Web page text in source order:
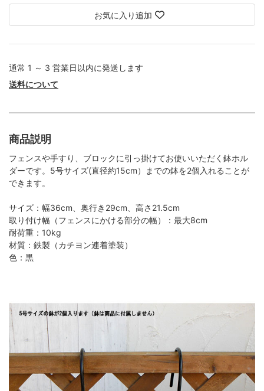
お気に入り追加
通常 1 ～ 3 営業日以内に発送します
送料について
商品説明
フェンスや手すり、ブロックに引っ掛けてお使いいただく鉢ホル
ダーです。5号サイズ(直径約15cm）までの鉢を2個入れることが
できます。
サイズ：幅36cm、奥行き29cm、高さ21.5cm
取り付け幅（フェンスにかける部分の幅）：最大8cm
耐荷重：10kg
材質：鉄製（カチヨン連着塗装）
色：黒